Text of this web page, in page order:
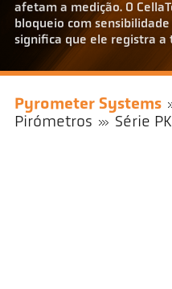
afetam a medição. O
bloqueio com
significa que ele registra a
Pyrometer Systems
Pirómetros
Série PK